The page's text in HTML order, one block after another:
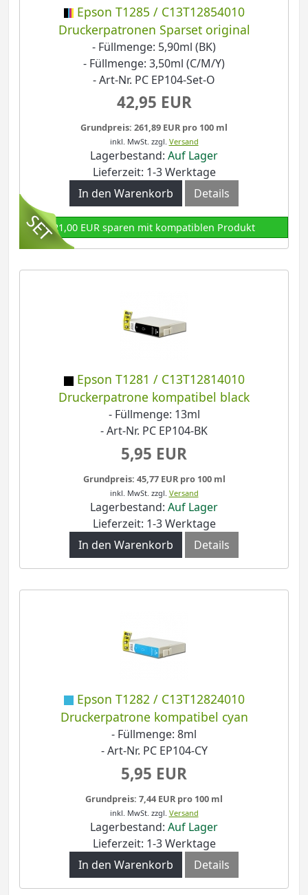
Epson T1285 / C13T12854010
Druckerpatronen Sparset original
- Füllmenge: 5,90ml (BK)
- Füllmenge: 3,50ml (C/M/Y)
- Art-Nr. PC EP104-Set-O
42,95 EUR
Grundpreis: 261,89 EUR pro 100 ml
inkl. MwSt. zzgl. Versand
Lagerbestand: Auf Lager
Lieferzeit: 1-3 Werktage
In den Warenkorb
Details
21,00 EUR sparen mit kompatiblen Produkt
Epson T1281 / C13T12814010
Druckerpatrone kompatibel black
- Füllmenge: 13ml
- Art-Nr. PC EP104-BK
5,95 EUR
Grundpreis: 45,77 EUR pro 100 ml
inkl. MwSt. zzgl. Versand
Lagerbestand: Auf Lager
Lieferzeit: 1-3 Werktage
In den Warenkorb
Details
Epson T1282 / C13T12824010
Druckerpatrone kompatibel cyan
- Füllmenge: 8ml
- Art-Nr. PC EP104-CY
5,95 EUR
Grundpreis: 7,44 EUR pro 100 ml
inkl. MwSt. zzgl. Versand
Lagerbestand: Auf Lager
Lieferzeit: 1-3 Werktage
In den Warenkorb
Details